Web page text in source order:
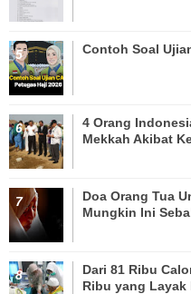
Contoh Soal
4 Orang
Mekkah Akibat
Doa Orang Tua
Mungkin Ini
Dari 81 Ribu
Ribu yang Layak